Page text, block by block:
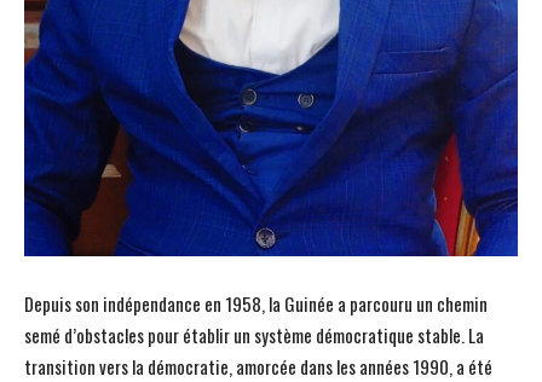
Depuis son indépendance en 1958, la Guinée a parcouru un chemin
semé d’obstacles pour établir un système démocratique stable. La
transition vers la démocratie, amorcée dans les années 1990, a été